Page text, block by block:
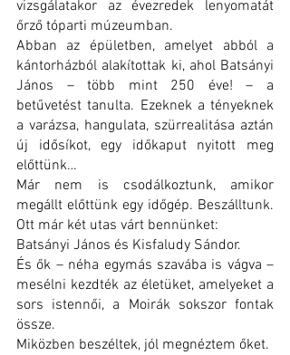
vizsgálatakor az évezredek lenyomatát
őrző tóparti múzeumban.
Abban az épületben, amelyet abból a
kántorházból alakítottak ki, ahol Batsányi
János – több mint 250 éve! – a
betűvetést tanulta. Ezeknek a tényeknek
a varázsa, hangulata, szürrealitása aztán
új idősíkot, egy időkaput nyitott meg
előttünk…
Már nem is csodálkoztunk, amikor
megállt előttünk egy időgép. Beszálltunk.
Ott már két utas várt bennünket:
Batsányi János és Kisfaludy Sándor.
És ők – néha egymás szavába is vágva –
mesélni kezdték az életüket, amelyeket a
sors istennői, a Moirák sokszor fontak
össze.
Miközben beszéltek, jól megnéztem őket.